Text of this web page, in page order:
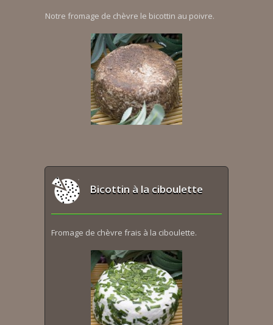
Notre fromage de chèvre le bicottin au poivre.
Bicottin à la ciboulette
Fromage de chèvre frais à la ciboulette.